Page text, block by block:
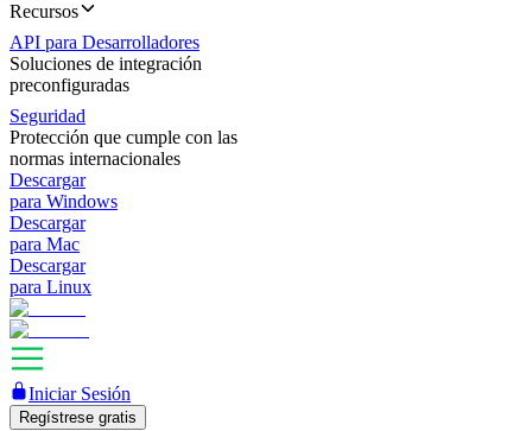
Recursos
API para Desarrolladores
Soluciones de integración
preconfiguradas
Seguridad
Protección que cumple con las
normas internacionales
Descargar
para Windows
Descargar
para Mac
Descargar
para Linux
Iniciar Sesión
Regístrese gratis